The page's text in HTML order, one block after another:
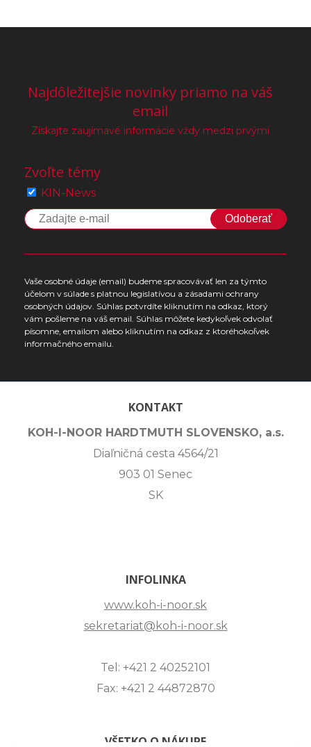
Najdôležitejšie novinky priamo na váš
email
Získajte zaujímavé informácie vždy medzi prvými
Zvoľte témy
KIN-News
Odoberať
Vaše osobné údaje (email) budeme spracovávať len za týmto
účelom v súlade s platnou legislatívou a zásadami ochrany
osobných údajov. Súhlas potvrdíte kliknutím na odkaz, ktorý
vám pošleme na váš email. Súhlas môžete kedykoľvek odvolať
písomne, emailom alebo kliknutím na odkaz z ktoréhokoľvek
informačného emailu.
KONTAKT
KOH-I-NOOR HARDTMUTH SLOVENSKO, a.s.
Diaľničná cesta 4564/21
903 01 Senec
SK
INFOLINKA
www.koh-i-noor.sk
sekretariat@koh-i-noor.sk
Tel: +421 2 40252101
Fax: +421 2 44872870
VŠETKO O NÁKUPE